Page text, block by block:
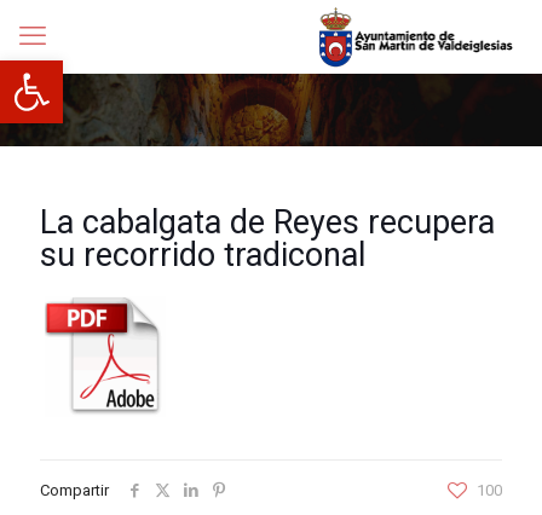
Abrir barra de herramientas
La cabalgata de Reyes recupera
su recorrido tradiconal
Compartir 100